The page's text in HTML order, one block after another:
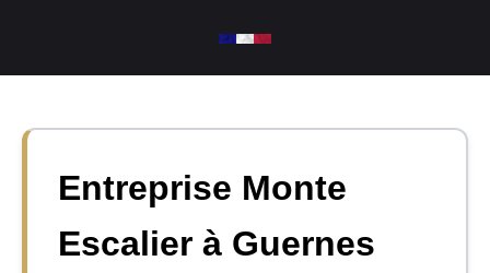
contenu
Entreprise Monte
Escalier à Guernes